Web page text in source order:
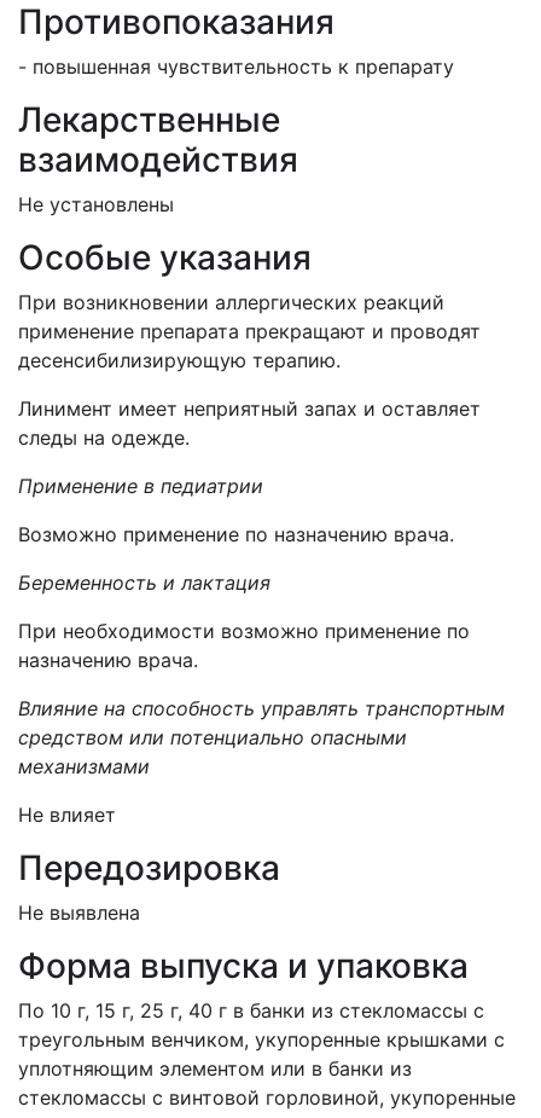
Противопоказания
- повышенная чувствительность к препарату
Лекарственные
взаимодействия
Не установлены
Особые указания
При возникновении аллергических реакций
применение препарата прекращают и проводят
десенсибилизирующую терапию.
Линимент имеет неприятный запах и оставляет
следы на одежде.
Применение в педиатрии
Возможно применение по назначению врача.
Беременность и лактация
При необходимости возможно применение по
назначению врача.
Влияние на способность управлять транспортным
средством или потенциально опасными
механизмами
Не влияет
Передозировка
Не выявлена
Форма выпуска и упаковка
По 10 г, 15 г, 25 г, 40 г в банки из стекломассы с
треугольным венчиком, укупоренные крышками с
уплотняющим элементом или в банки из
стекломассы с винтовой горловиной, укупоренные